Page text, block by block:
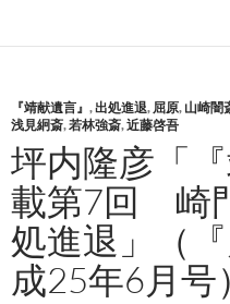
『靖献遺言』 ,出処進退, 屈原, 山崎闇
浅見絅斎,若林強斎,近藤啓吾
坪内隆彦「
載第7回 崎
処進退」（
成25年6月号）